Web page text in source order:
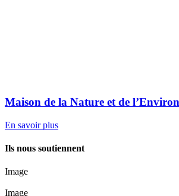
Maison de la Nature et de
En savoir plus
Ils nous soutiennent
Image
Image